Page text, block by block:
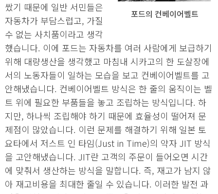
포드의 컨베이어벨트
쌌기 때문에 일반 서민들은
자동차가 부담스럽고, 가질
수 없는 사치품이라고 생각
했습니다. 이에 포드는 자동차를 여러 사람에게 보급하기
위해 대량생산을 생각했고 마침내 시카고의 한 도살장에
서의 노동자들이 일하는 모습을 보고 컨베이어벨트를 고
안해냈습니다. 컨베이어벨트 방식은 한 줄의 움직이는 벨
트 위에 필요한 부품들을 놓고 조립하는 방식입니다. 하
지만, 하나씩 조립해야 하기 때문에 효율성이 떨어져 문
제점이 많았습니다. 이런 문제를 해결하기 위해 일본 토
요타에서 저스트 인 타임(Just in Time)의 약자 JIT 방식
을 고안해냈습니다. JIT란 고객의 주문이 들어오면 시간
에 맞춰서 생산하는 방식을 말합니다. 즉, 재고가 남지 않
아 재고비용을 최대한 줄일 수 있습니다. 이러한 발전 과